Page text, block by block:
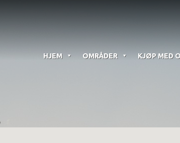
HJEM OMRÅDER KJØP MED